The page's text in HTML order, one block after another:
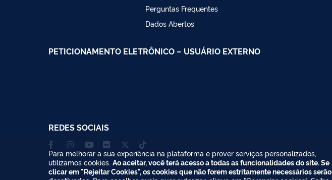
Perguntas Frequentes
Dados Abertos
PETICIONAMENTO ELETRÔNICO – USUÁRIO EXTERNO
REDES SOCIAIS
Para melhorar a sua experiência na plataforma e prover serviços personalizados,
utilizamos cookies. Ao aceitar, você terá acesso a todas as funcionalidades do site. Se
clicar em "Rejeitar Cookies", os cookies que não forem estritamente necessários serão